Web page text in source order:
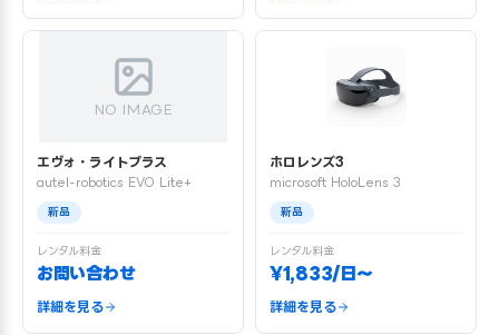
NO IMAGE
エヴォ・ライトプラス
autel-robotics EVO Lite+
新品
レンタル料金
お問い合わせ
詳細を見る
ホロレンズ3
microsoft HoloLens 3
新品
レンタル料金
¥1,833/日〜
詳細を見る